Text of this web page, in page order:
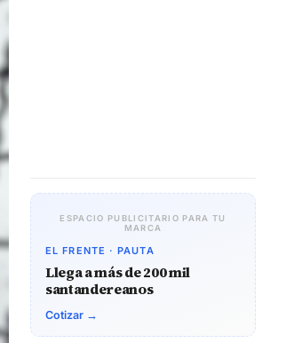
ESPACIO PUBLICITARIO PARA TU
MARCA
EL FRENTE · PAUTA
Llega a más de 200 mil
santandereanos
Cotizar →